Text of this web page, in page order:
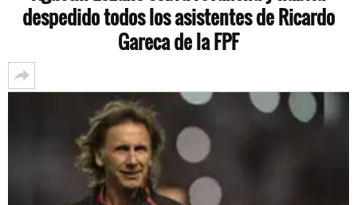
despedido todos los asistentes de Ricardo
Gareca de la FPF